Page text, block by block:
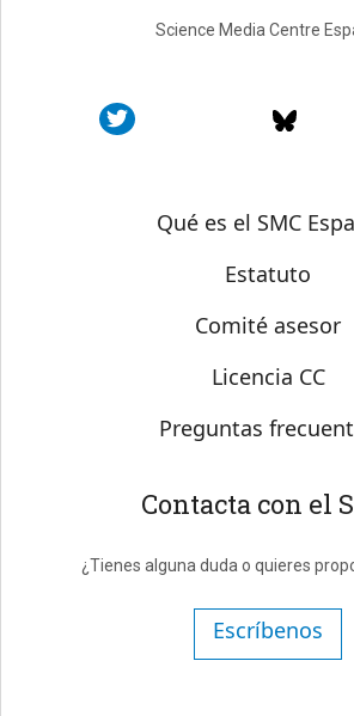
Science Media Centre
Sobre SMC España
Qué es el SMC
Estatuto
Comité asesor
Licencia CC
Preguntas
Contacta con el
¿Tienes alguna duda o quieres
Escríbenos